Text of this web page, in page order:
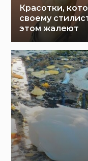
Красотки,
своему
этом жалеют